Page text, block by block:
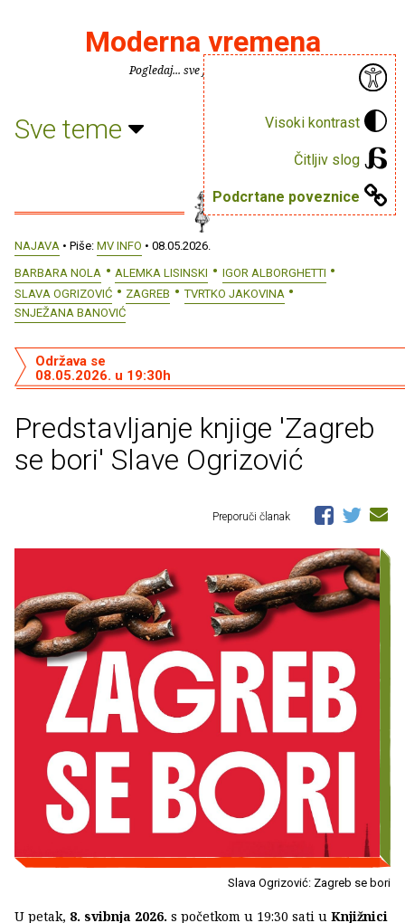
Visoki kontrast
Čitljiv slog
Podcrtane poveznice
Moderna vremena
Pogledaj... sve je puno knjiga.
Sve teme
NAJAVA • Piše: MV INFO • 08.05.2026.
BARBARA NOLA
ALEMKA LISINSKI
IGOR ALBORGHETTI
SLAVA OGRIZOVIĆ
ZAGREB
TVRTKO JAKOVINA
SNJEŽANA BANOVIĆ
Predstavljanje knjige 'Zagreb
se bori' Slave Ogrizović
Održava se
08.05.2026. u 19:30h
Preporuči članak
Slava Ogrizović: Zagreb se bori
U petak, 8. svibnja 2026. s početkom u 19:30 sati u Knjižnici